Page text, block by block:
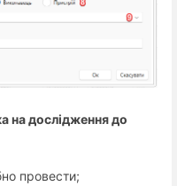
на дослідження до
провести;